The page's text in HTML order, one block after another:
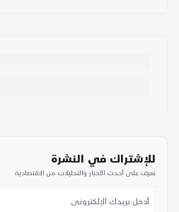
للإشتراك في النشرة
تعرف على أحدث الأخبار والتحليلات من الاقتصادية